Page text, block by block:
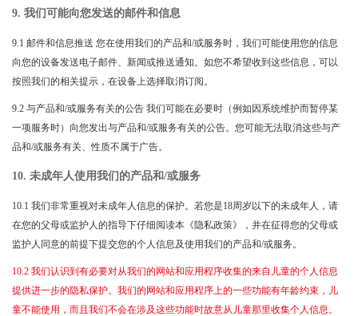
9. 我们可能向您发送的邮件和信息
9.1 邮件和信息推送 您在使用我们的产品和/或服务时，我们可能使用您的信息
向您的设备发送电子邮件、新闻或推送通知。如您不希望收到这些信息，可以
按照我们的相关提示，在设备上选择取消订阅。
9.2 与产品和/或服务有关的公告 我们可能在必要时（例如因系统维护而暂停某
一项服务时）向您发出与产品和/或服务有关的公告。您可能无法取消这些与产
品和/或服务有关、性质不属于广告。
10. 未成年人使用我们的产品和/或服务
10.1 我们非常重视对未成年人信息的保护。若您是18周岁以下的未成年人，请
在您的父母或监护人的指导下仔细阅读本《隐私政策》，并在征得您的父母或
监护人同意的前提下提交您的个人信息及使用我们的产品和/或服务。
10.2 我们认识到有必要对从我们的网站和应用程序收集的来自儿童的个人信息
提供进一步的隐私保护。我们的网站和应用程序上的一些功能有年龄约束，儿
童不能使用，而且我们不会在涉及这些功能时故意从儿童那里收集个人信息。